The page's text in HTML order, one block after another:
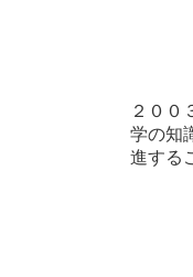
２００
学の知
進する